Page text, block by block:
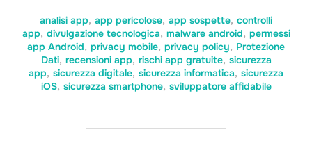
analisi app, app pericolose, app sospette, controlli
app, divulgazione tecnologica, malware android, permessi
app Android, privacy mobile, privacy policy, Protezione
Dati, recensioni app, rischi app gratuite, sicurezza
app, sicurezza digitale, sicurezza informatica, sicurezza
iOS, sicurezza smartphone, sviluppatore affidabile